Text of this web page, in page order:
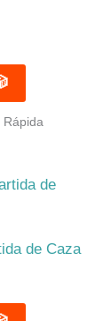
Rápida
de Caza